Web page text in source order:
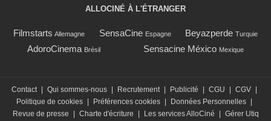
ALLOCINÉ À L'ÉTRANGER
Filmstarts Allemagne SensaCine Espagne Beyazperde Turquie
AdoroCinema Brésil Sensacine México Mexique
Contact | Qui sommes-nous | Recrutement | Publicité | CGU | CGV |
Politique de cookies | Préférences cookies | Données Personnelles |
Revue de presse
| Charte d'écriture | Les services AlloCiné | Gérer Utiq